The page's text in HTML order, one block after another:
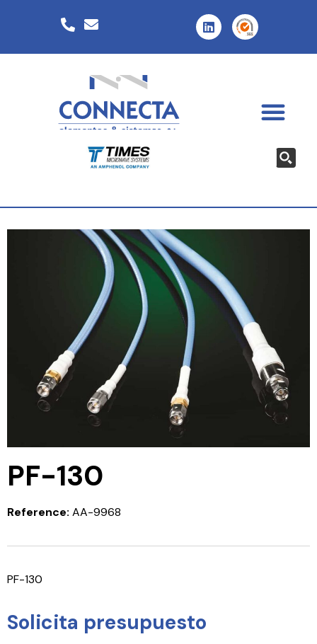
PF-130
Reference: AA-9968
PF-130
Solicita presupuesto